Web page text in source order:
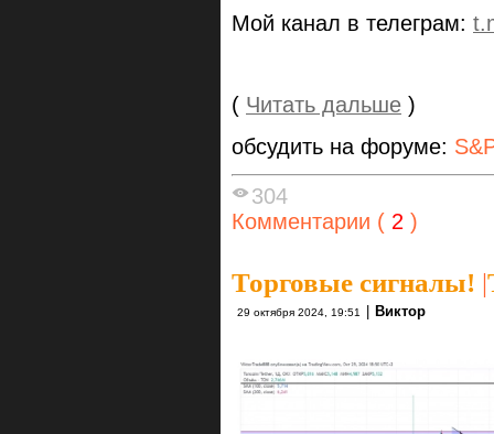
Мой канал в телеграм:
( Читать дальше )
обсудить на форуме:
304
Комментарии ( 2 )
Торговые сигналы! |
29 октября 2024, 19:51 Виктор